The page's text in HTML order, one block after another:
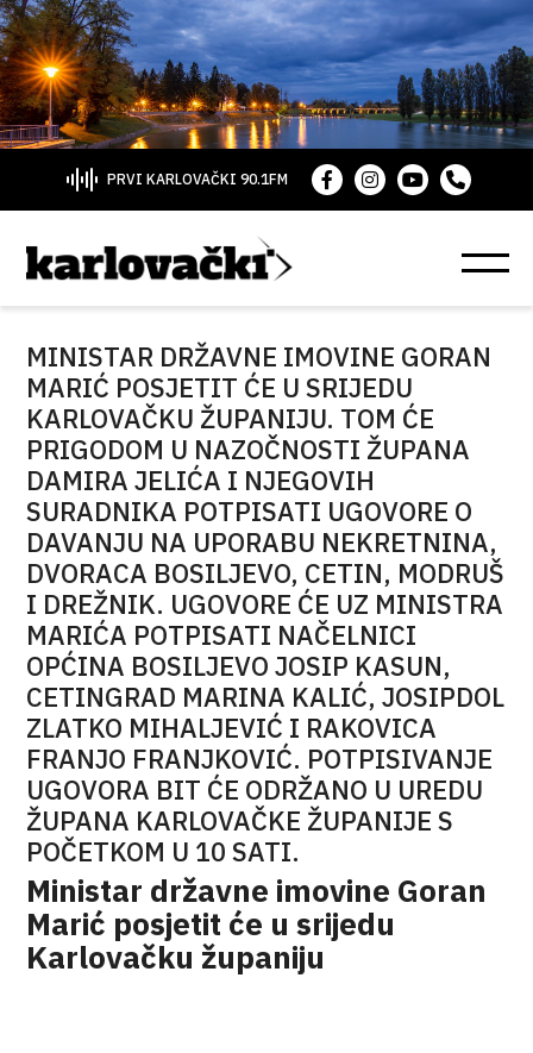
PRVI KARLOVAČKI 90.1FM
MINISTAR DRŽAVNE IMOVINE GORAN
MARIĆ POSJETIT ĆE U SRIJEDU
KARLOVAČKU ŽUPANIJU. TOM ĆE
PRIGODOM U NAZOČNOSTI ŽUPANA
DAMIRA JELIĆA I NJEGOVIH
SURADNIKA POTPISATI UGOVORE O
DAVANJU NA UPORABU NEKRETNINA,
DVORACA BOSILJEVO, CETIN, MODRUŠ
I DREŽNIK. UGOVORE ĆE UZ MINISTRA
MARIĆA POTPISATI NAČELNICI
OPĆINA BOSILJEVO JOSIP KASUN,
CETINGRAD MARINA KALIĆ, JOSIPDOL
ZLATKO MIHALJEVIĆ I RAKOVICA
FRANJO FRANJKOVIĆ. POTPISIVANJE
UGOVORA BIT ĆE ODRŽANO U UREDU
ŽUPANA KARLOVAČKE ŽUPANIJE S
POČETKOM U 10 SATI.
Ministar državne imovine Goran
Marić posjetit će u srijedu
Karlovačku županiju